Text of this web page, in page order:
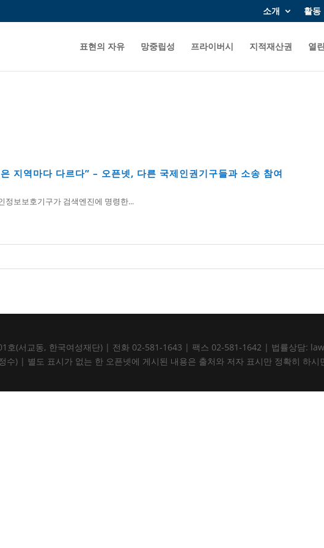
소개 활동
표현의 자유 망중립성 프라이버시 지적재산권 열
지역마다 다르다” – 오픈넷, 다른 국제인권기구들과 소송 참여
정보보호기구가 검색엔진에 명령한...
호(서교동, 한국여성재단) | 전화 02-581-1643 | 팩스 02-581-1642 | 법률상담:
) | 별도 표시가 없는 한 오픈넷에 게시된 내용은 출처와 저자 표시만 정확히 하시